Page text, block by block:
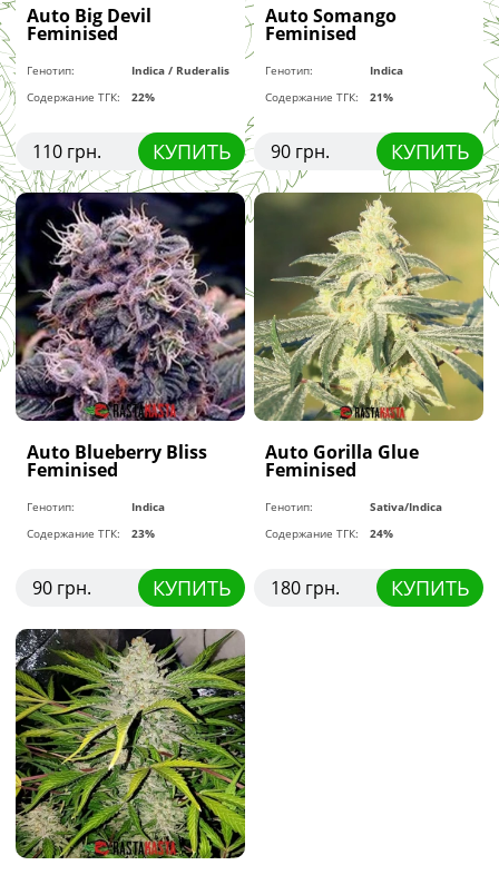
Auto Big Devil
Feminised
Генотип:
Indica / Ruderalis
Содержание ТГК:
22%
110 грн. КУПИТЬ
Auto Somango
Feminised
Генотип:
Indica
Содержание ТГК:
21%
90 грн. КУПИТЬ
Auto Blueberry Bliss
Feminised
Генотип:
Indica
Содержание ТГК:
23%
90 грн. КУПИТЬ
Auto Gorilla Glue
Feminised
Генотип:
Sativa/Indica
Содержание ТГК:
24%
180 грн. КУПИТЬ